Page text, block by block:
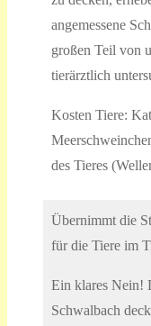
angemessene
großen Teil von
tierärztlich
Kosten Tiere:
des Tieres
Übernimmt die
für die Tiere im
Ein klares Nein!
Schwalbach